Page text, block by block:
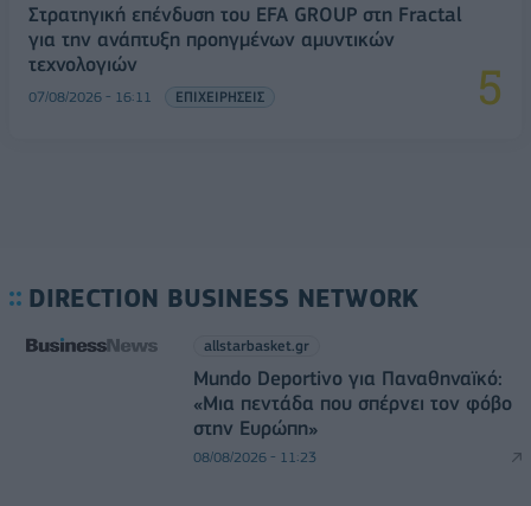
Στρατηγική επένδυση του EFA GROUP στη Fractal
για την ανάπτυξη προηγμένων αμυντικών
τεχνολογιών
07/08/2026 - 16:11 ΕΠΙΧΕΙΡΗΣΕΙΣ
DIRECTION BUSINESS NETWORK
allstarbasket.gr
Mundo Deportivo για Παναθηναϊκό:
«Μια πεντάδα που σπέρνει τον φόβο
στην Ευρώπη»
08/08/2026 - 11:23